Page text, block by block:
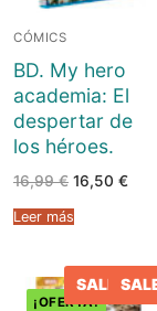
Bandoleras/
Felpudos/
Puzzles
Posters
Peluches
CÓMICS
BD. My hero
academia: El
despertar de
los héroes.
16,99€ El
precio
original
era:
16,50 €El
Leer más
¡OFERTA!
SALE